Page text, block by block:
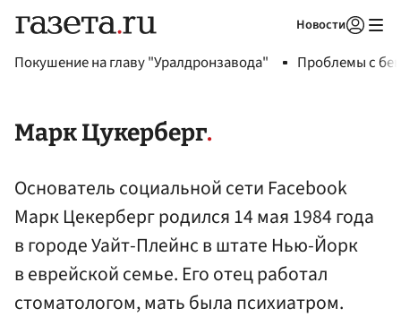
Новости
Покушение на главу "Уралдронзавода" Проблемы с
Марк Цукерберг
Основатель социальной сети Facebook
Марк Цекерберг родился 14 мая 1984 года
в городе Уайт-Плейнс в штате Нью-Йорк
в еврейской семье. Его отец работал
стоматологом, мать была психиатром.